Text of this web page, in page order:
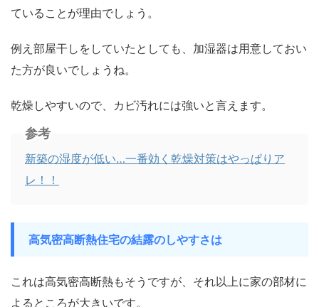
ていることが理由でしょう。
例え部屋干しをしていたとしても、加湿器は用意しておい
た方が良いでしょうね。
乾燥しやすいので、カビ汚れには強いと言えます。
参考
新築の湿度が低い…一番効く乾燥対策はやっぱりア
レ！！
高気密高断熱住宅の結露のしやすさは
これは高気密高断熱もそうですが、それ以上に家の部材に
よるところが大きいです。